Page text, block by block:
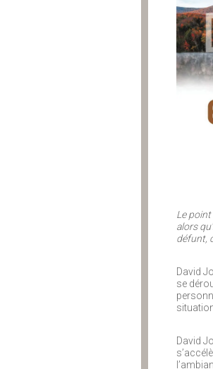
Le
alors
défunt,
David
se
David